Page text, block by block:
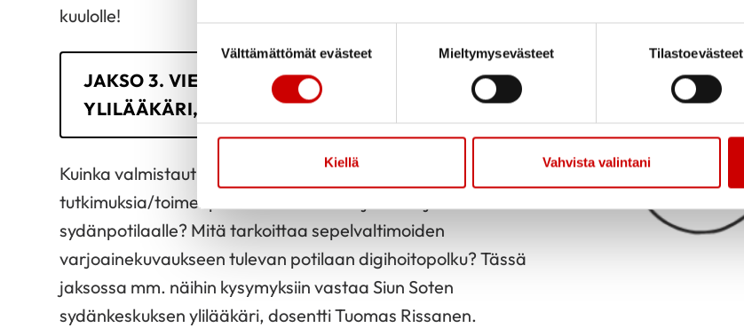
Välttämättömät evästeet
Mieltymysevästeet Tilastoevästeet
Kiellä Vahvista valintani
kuulolle!
JAKSO 3. VIERAANA SYDÄNKESKUKSEN
YLILÄÄKÄRI, DOSENTTI TUOMAS RISSANEN.
Kuinka valmistautua kardiologin vastaanotolle? Millaisia
tutkimuksia/toimenpiteitä tehdään Pohjois-Karjalassa
sydänpotilaalle? Mitä tarkoittaa sepelvaltimoiden
varjoainekuvaukseen tulevan potilaan digihoitopolku? Tässä
jaksossa mm. näihin kysymyksiin vastaa Siun Soten
sydänkeskuksen ylilääkäri, dosentti Tuomas Rissanen.